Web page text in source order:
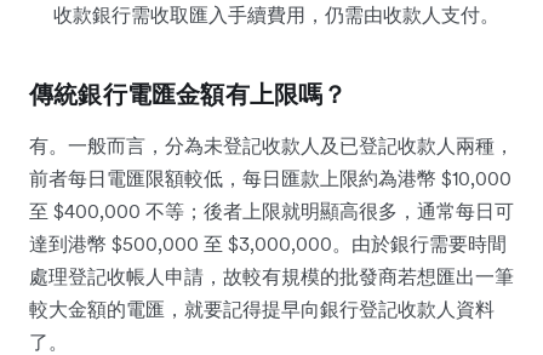
收款銀行需收取匯入手續費用，仍需由收款人支付。
傳統銀行電匯金額有上限嗎？
有。一般而言，分為未登記收款人及已登記收款人兩種，
前者每日電匯限額較低，每日匯款上限約為港幣 $10,000
至 $400,000 不等；後者上限就明顯高很多，通常每日可
達到港幣 $500,000 至 $3,000,000。由於銀行需要時間
處理登記收帳人申請，故較有規模的批發商若想匯出一筆
較大金額的電匯，就要記得提早向銀行登記收款人資料
了。